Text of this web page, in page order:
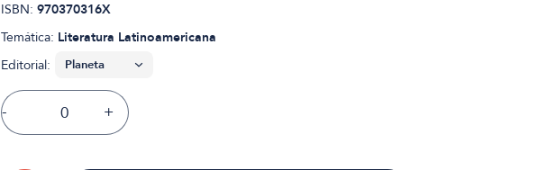
ISBN: 970370316X
Temática: Literatura Latinoamericana
Editorial:
- +